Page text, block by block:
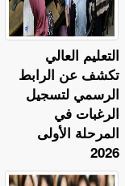
التعليم العالي
تكشف عن الرابط
الرسمي لتسجيل
الرغبات في
المرحلة الأولى
2026